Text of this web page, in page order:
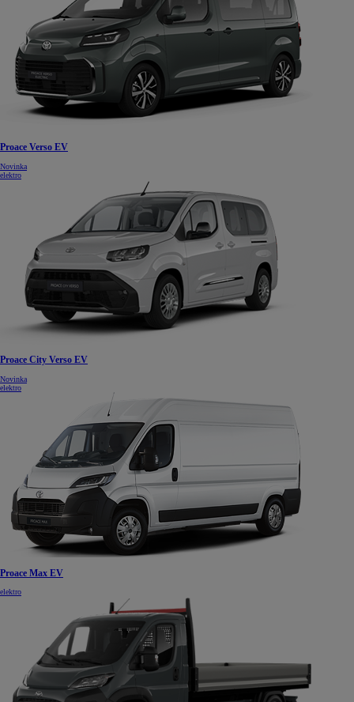
Proace Verso EV
Novinka
elektro
Proace City Verso EV
Novinka
elektro
Proace Max EV
elektro